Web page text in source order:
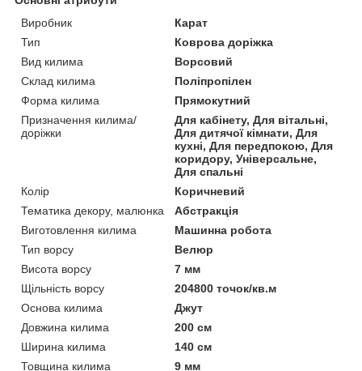
Виробник
Карат
Тип
Коврова доріжка
Вид килима
Ворсовий
Склад килима
Поліпропілен
Форма килима
Прямокутний
Призначення килима/
доріжки
Для кабінету, Для вітальні,
Для дитячої кімнати, Для
кухні, Для передпокою, Для
коридору, Універсальне,
Для спальні
Колір
Коричневий
Тематика декору, малюнка
Абстракція
Виготовлення килима
Машинна робота
Тип ворсу
Велюр
Висота ворсу
7 мм
Щільність ворсу
204800 точок/кв.м
Основа килима
Джут
Довжина килима
200 см
Ширина килима
140 см
Товщина килима
9 мм